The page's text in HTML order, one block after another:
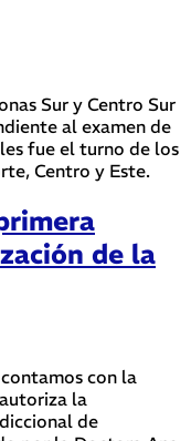
Sur y Centro Sur
al examen de
fue el turno de los
Centro y Este.
de la
con la
la
de